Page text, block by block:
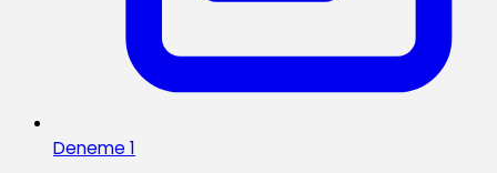
Deneme 1